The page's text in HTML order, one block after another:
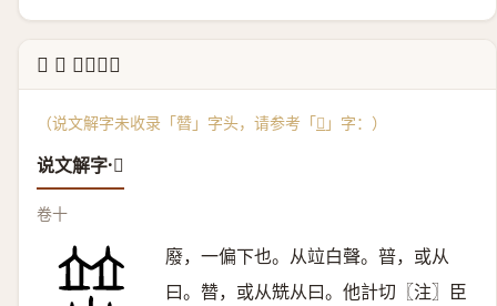
↳ 𤾕 说文解字
（说文解字未收录「㬱」字头，请参考「𤾕 」字：）
说文解字·𤾕
卷十
廢，一偏下也。从竝白聲。暜，或从
曰。㬱，或从兟从曰。他計切〖注〗臣